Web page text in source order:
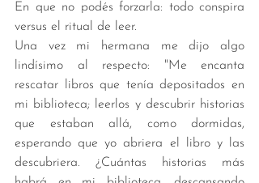
En que no podés forzarla: todo conspira
versus el ritual de leer.
Una vez mi hermana me dijo algo
lindísimo al respecto: "Me encanta
rescatar libros que tenía depositados en
mi biblioteca; leerlos y descubrir historias
que estaban allá, como dormidas,
esperando que yo abriera el libro y las
descubriera. ¿Cuántas historias más